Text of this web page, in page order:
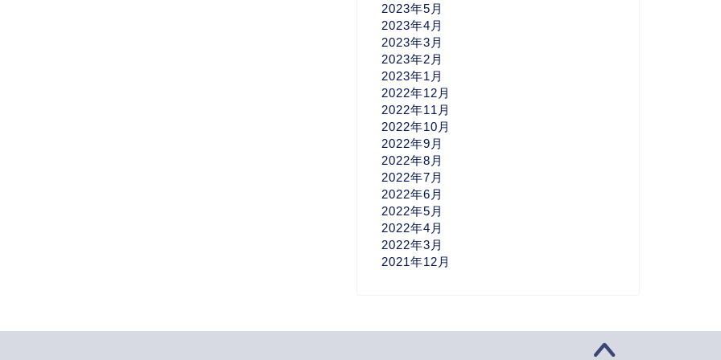
2023年5月
2023年4月
2023年3月
2023年2月
2023年1月
2022年12月
2022年11月
2022年10月
2022年9月
2022年8月
2022年7月
2022年6月
2022年5月
2022年4月
2022年3月
2021年12月